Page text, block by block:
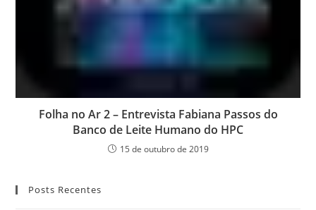
Folha no Ar 2 – Entrevista Fabiana Passos do
Banco de Leite Humano do HPC
15 de outubro de 2019
Posts Recentes